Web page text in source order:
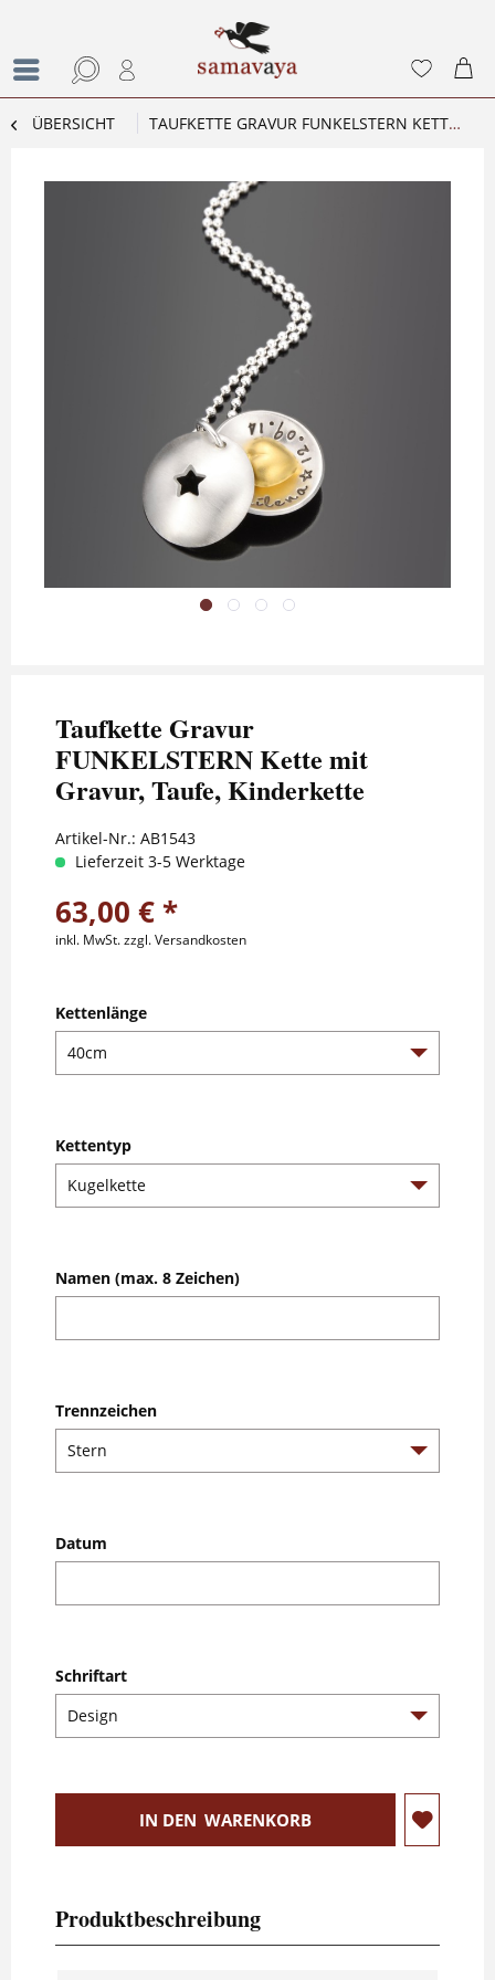
ÜBERSICHT TAUFKETTE GRAVUR FUNKELSTERN KETTE MIT GRAVUR, TAUFE, KINDERKETTE
Taufkette Gravur
FUNKELSTERN Kette mit
Gravur, Taufe, Kinderkette
Artikel-Nr.: AB1543
Lieferzeit 3-5 Werktage
63,00 € *
inkl. MwSt.zzgl. Versandkosten
Kettenlänge
Kettentyp
Namen (max. 8 Zeichen)
Trennzeichen
Datum
Schriftart
IN DEN WARENKORB
Produktbeschreibung